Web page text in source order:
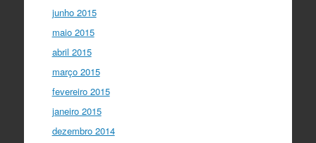
junho 2015
maio 2015
abril 2015
março 2015
fevereiro 2015
janeiro 2015
dezembro 2014